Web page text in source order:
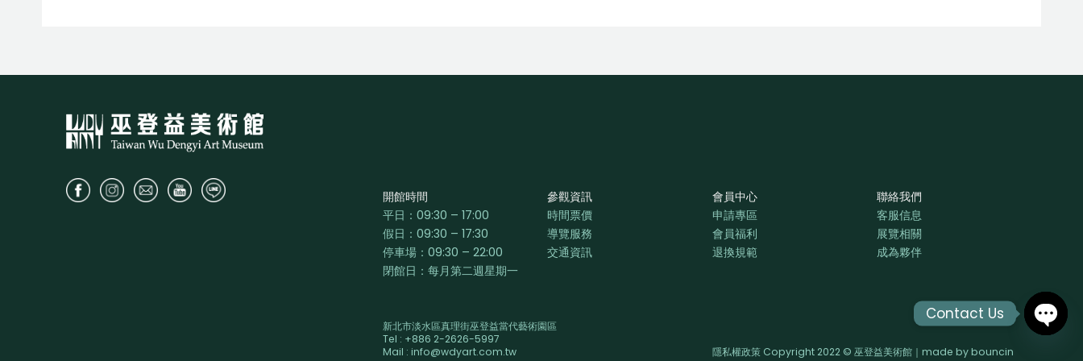
開館時間
平日：09:30 – 17:00
假日：09:30 – 17:30
停車場：09:30 – 22:00
閉館日：每月第二週星期一
參觀資訊
時間票價
導覽服務
交通資訊
會員中心
申請專區
會員福利
退換規範
聯絡我們
客服信息
展覽相關
成為夥伴
新北市淡水區真理街巫登益當代藝術園區
Tel : +886 2-2626-5997
Mail : info@wdyart.com.tw
隱私權政策 Copyright 2022 © 巫登益美術館｜made bybouncin
Contact Us